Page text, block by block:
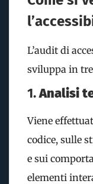
L’audit di
sviluppa in
1.Analisi
Viene
codice, sulle
e sui
elementi